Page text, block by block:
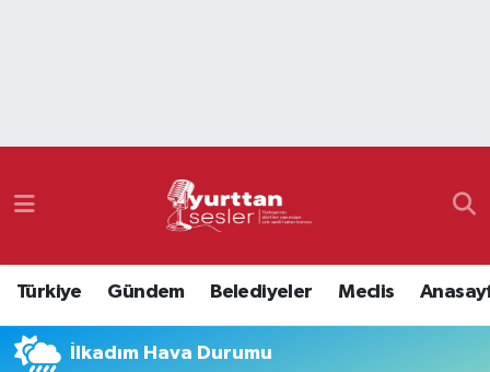
Türkiye Gündem Belediyeler Meclis
İlkadım Hava Durumu
Namaz Vakitleri
Süper Lig Puan Durumu ve Fikstür
Tüm Manşetler